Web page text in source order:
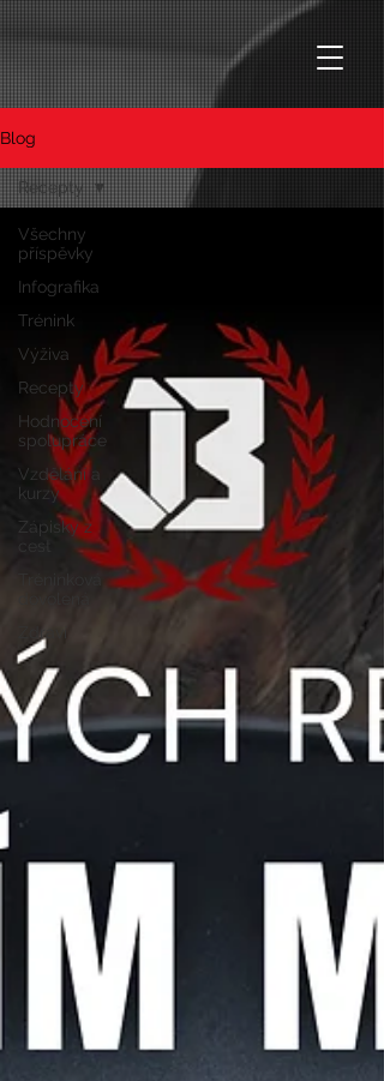
Blog
Všechny
příspěvky
Infografika
Trénink
Výživa
Recepty
Hodnocení
spolupráce
Vzdělání a
kurzy
Zápisky z
Zdraví
Recepty